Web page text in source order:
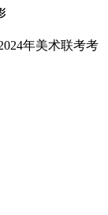
年美术联考考